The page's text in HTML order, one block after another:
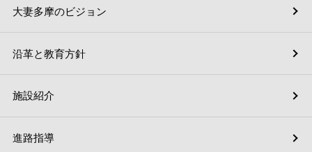
施設紹介
大妻多摩のビジョン
進路指導
沿革と教育方針